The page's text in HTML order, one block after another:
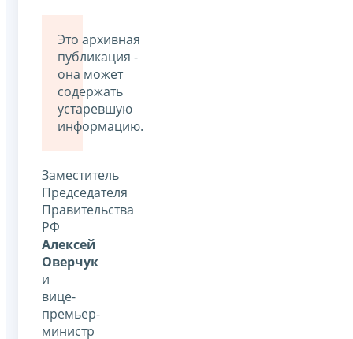
Это архивная
публикация -
она может
содержать
устаревшую
информацию.
Заместитель
Председателя
Правительства
РФ
Алексей
Оверчук
и
вице-
премьер-
министр